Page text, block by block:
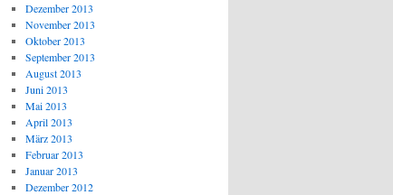
Dezember 2013
November 2013
Oktober 2013
September 2013
August 2013
Juni 2013
Mai 2013
April 2013
März 2013
Februar 2013
Januar 2013
Dezember 2012